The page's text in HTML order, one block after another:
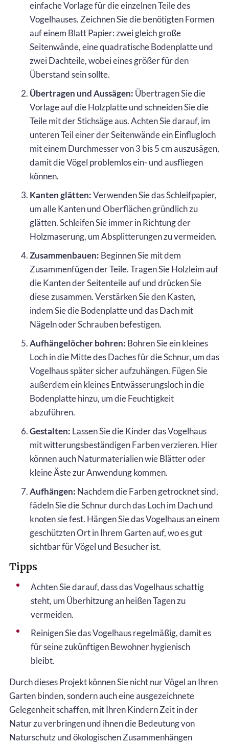
einfache Vorlage für die einzelnen Teile des
Vogelhauses. Zeichnen Sie die benötigten Formen
auf einem Blatt Papier: zwei gleich große
Seitenwände, eine quadratische Bodenplatte und
zwei Dachteile, wobei eines größer für den
Überstand sein sollte.
Übertragen und Aussägen: Übertragen Sie die
Vorlage auf die Holzplatte und schneiden Sie die
Teile mit der Stichsäge aus. Achten Sie darauf, im
unteren Teil einer der Seitenwände ein Einflugloch
mit einem Durchmesser von 3 bis 5 cm auszusägen,
damit die Vögel problemlos ein- und ausfliegen
können.
Kanten glätten:Verwenden Sie das Schleifpapier,
um alle Kanten und Oberflächen gründlich zu
glätten. Schleifen Sie immer in Richtung der
Holzmaserung, um Absplitterungen zu vermeiden.
Zusammenbauen: Beginnen Sie mit dem
Zusammenfügen der Teile. Tragen Sie Holzleim auf
die Kanten der Seitenteile auf und drücken Sie
diese zusammen. Verstärken Sie den Kasten,
indem Sie die Bodenplatte und das Dach mit
Nägeln oder Schrauben befestigen.
Aufhängelöcher bohren: Bohren Sie ein kleines
Loch in die Mitte des Daches für die Schnur, um das
Vogelhaus später sicher aufzuhängen. Fügen Sie
außerdem ein kleines Entwässerungsloch in die
Bodenplatte hinzu, um die Feuchtigkeit
abzuführen.
Gestalten: Lassen Sie die Kinder das Vogelhaus
mit witterungsbeständigen Farben verzieren. Hier
können auch Naturmaterialien wie Blätter oder
kleine Äste zur Anwendung kommen.
Aufhängen: Nachdem die Farben getrocknet sind,
fädeln Sie die Schnur durch das Loch im Dach und
knoten sie fest. Hängen Sie das Vogelhaus an einem
geschützten Ort in Ihrem Garten auf, wo es gut
sichtbar für Vögel und Besucher ist.
Tipps
Achten Sie darauf, dass das Vogelhaus schattig
steht, um Überhitzung an heißen Tagen zu
vermeiden.
Reinigen Sie das Vogelhaus regelmäßig, damit es
für seine zukünftigen Bewohner hygienisch
bleibt.
Durch dieses Projekt können Sie nicht nur Vögel an Ihren
Garten binden, sondern auch eine ausgezeichnete
Gelegenheit schaffen, mit Ihren Kindern Zeit in der
Natur zu verbringen und ihnen die Bedeutung von
Naturschutz und ökologischen Zusammenhängen